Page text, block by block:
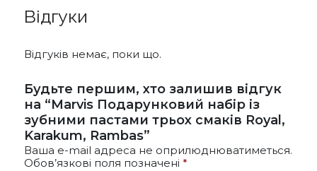
Відгуки
Відгуків немає, поки що.
Будьте першим, хто залишив відгук
на “Marvis Подарунковий набір із
зубними пастами трьох смаків Royal,
Karakum, Rambas”
Ваша e-mail адреса не оприлюднюватиметься.
Обов’язкові поля позначені *